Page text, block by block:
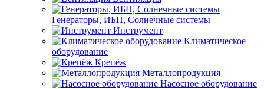
Генераторы, ИБП, Солнечные системы
Инструмент
Климатическое
оборудование
Крепёж
Металлопродукция
Насосное оборудование